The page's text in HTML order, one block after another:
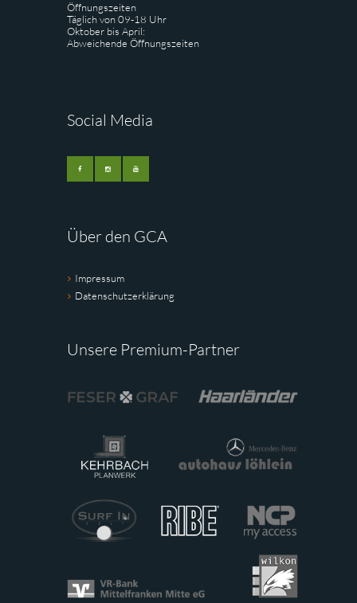
Öffnungszeiten
Täglich von 09-18 Uhr
Oktober bis April:
Abweichende Öffnungszeiten
Social Media
Über den GCA
Impressum
Datenschutzerklärung
Unsere Premium-Partner